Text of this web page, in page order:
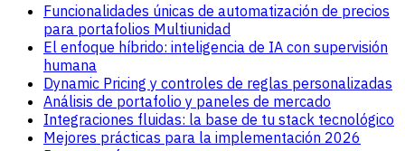
Funcionalidades únicas de automatización de precios
para portafolios Multiunidad
El enfoque híbrido: inteligencia de IA con supervisión
humana
Dynamic Pricing y controles de reglas personalizadas
Análisis de portafolio y paneles de mercado
Integraciones fluidas: la base de tu stack tecnológico
Mejores prácticas para la implementación 2026